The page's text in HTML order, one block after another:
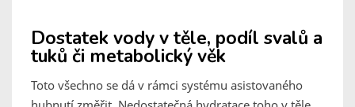
Dostatek vody v těle, podíl svalů a
tuků či metabolický věk
Toto všechno se dá v rámci systému asistovaného